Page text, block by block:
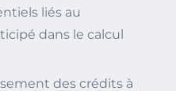
liés au
dans le calcul
des crédits à